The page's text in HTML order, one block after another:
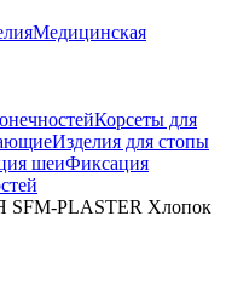
Медицинская
Корсеты для
Изделия для стопы
шеиФиксация
PLASTER Хлопок